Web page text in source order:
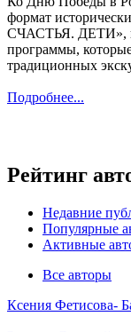
формат
СЧАСТЬЯ. ДЕТИ»,
программы,
традиционных
Подробнее...
Рейтинг
Недавние
Популярные
Активные
Все авторы
Ксения Фетисова-